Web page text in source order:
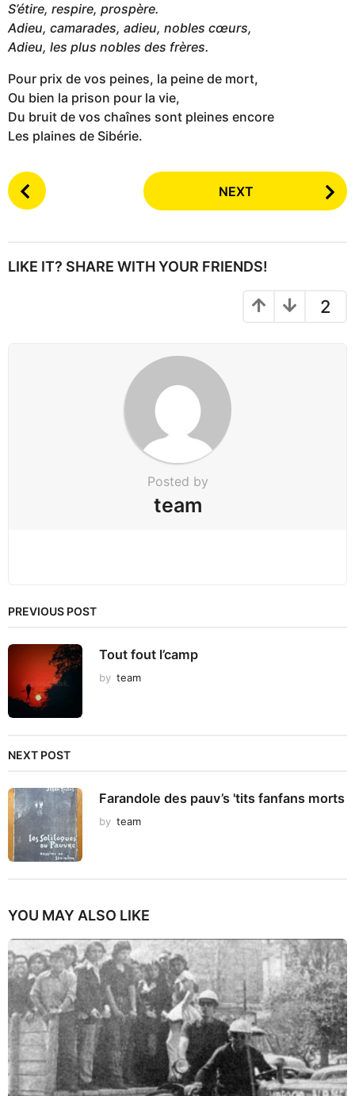
S’étire, respire, prospère.
Adieu, camarades, adieu, nobles cœurs,
Adieu, les plus nobles des frères.
Pour prix de vos peines, la peine de mort,
Ou bien la prison pour la vie,
Du bruit de vos chaînes sont pleines encore
Les plaines de Sibérie.
P
o
P
NEXT
LIKE IT? SHARE WITH YOUR FRIENDS!
2
Posted by
team
PREVIOUS POST
Tout fout l’camp
by team
NEXT POST
Farandole des pauv’s 'tits fanfans morts
by team
YOU MAY ALSO LIKE